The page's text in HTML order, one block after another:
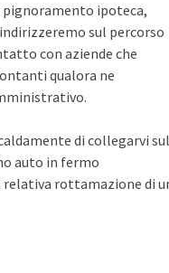
pignoramento ipoteca,
sul percorso
con aziende che
qualora ne
di collegarvi sul
auto in fermo
relativa rottamazione di